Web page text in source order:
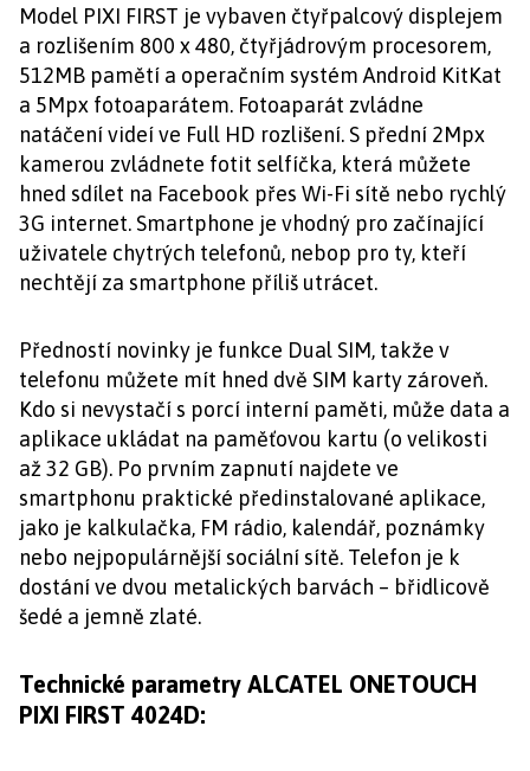
Model PIXI FIRST je vybaven čtyřpalcový displejem
a rozlišením 800 x 480, čtyřjádrovým procesorem,
512MB pamětí a operačním systém Android KitKat
a 5Mpx fotoaparátem. Fotoaparát zvládne
natáčení videí ve Full HD rozlišení. S přední 2Mpx
kamerou zvládnete fotit selfíčka, která můžete
hned sdílet na Facebook přes Wi-Fi sítě nebo rychlý
3G internet. Smartphone je vhodný pro začínající
uživatele chytrých telefonů, nebop pro ty, kteří
nechtějí za smartphone příliš utrácet.
Předností novinky je funkce Dual SIM, takže v
telefonu můžete mít hned dvě SIM karty zároveň.
Kdo si nevystačí s porcí interní paměti, může data a
aplikace ukládat na paměťovou kartu (o velikosti
až 32 GB). Po prvním zapnutí najdete ve
smartphonu praktické předinstalované aplikace,
jako je kalkulačka, FM rádio, kalendář, poznámky
nebo nejpopulárnější sociální sítě. Telefon je k
dostání ve dvou metalických barvách – břidlicově
šedé a jemně zlaté.
Technické parametry ALCATEL ONETOUCH
PIXI FIRST 4024D: